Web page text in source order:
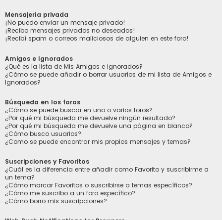
Mensajería privada
¡No puedo enviar un mensaje privado!
¡Recibo mensajes privados no deseados!
¡Recibí spam o correos maliciosos de alguien en este foro!
Amigos e Ignorados
¿Qué es la lista de Mis Amigos e Ignorados?
¿Cómo se puede añadir o borrar usuarios de mi lista de Amigos e
Ignorados?
Búsqueda en los foros
¿Cómo se puede buscar en uno o varios foros?
¿Por qué mi búsqueda me devuelve ningún resultado?
¿Por qué mi búsqueda me devuelve una página en blanco?
¿Cómo busco usuarios?
¿Como se puede encontrar mis propios mensajes y temas?
Suscripciones y Favoritos
¿Cuál es la diferencia entre añadir como Favorito y suscribirme a
un tema?
¿Cómo marcar Favoritos o suscribirse a temas específicos?
¿Cómo me suscribo a un foro específico?
¿Cómo borro mis suscripciones?